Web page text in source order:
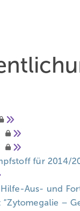
für 2014/
Aus- und
“Zytomegalie –